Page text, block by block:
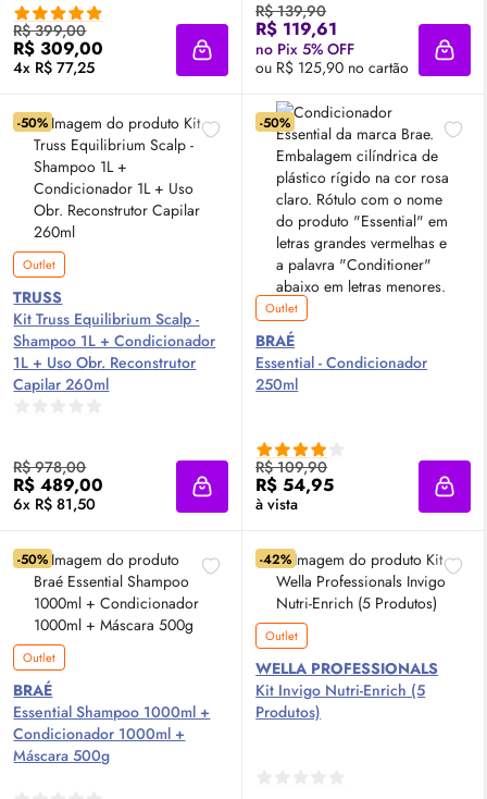
R$ 399,00
R$ 309,00
4x R$ 77,25 Adicionar à sacola
R$ 139,90
R$ 119,61
no Pix 5% OFF
ou R$ 125,90 no cartão
-50%
Outlet
TRUSS
Kit Truss Equilibrium Scalp -
Shampoo 1L + Condicionador
1L + Uso Obr. Reconstrutor
Capilar 260ml
R$ 978,00
R$ 489,00
6x R$ 81,50 Adicionar à sacola
-50%
Outlet
BRAÉ
Essential - Condicionador
250ml
R$ 109,90
R$ 54,95
à vista
-50%
Outlet
BRAÉ
Essential Shampoo 1000ml +
Condicionador 1000ml +
Máscara 500g
-42%
Outlet
WELLA PROFESSIONALS
Kit Invigo Nutri-Enrich (5
Produtos)